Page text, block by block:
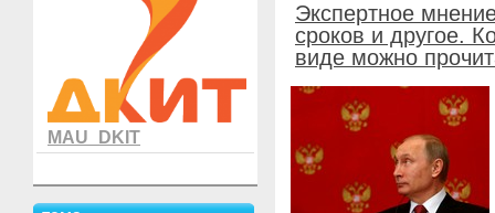
MAU_DKIT
Экспертное
сроков и другое.
виде можно